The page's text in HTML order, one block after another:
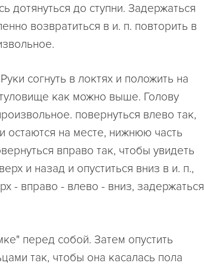
дотянуться до ступни. Задержаться
возвратиться в и. п. повторить в
согнуть в локтях и положить на
как можно выше. Голову
повернуться влево так,
остаются на месте, нижнюю часть
вправо так, чтобы увидеть
и назад и опуститься вниз в и. п.,
- вправо - влево - вниз, задержаться
перед собой. Затем опустить
так, чтобы она касалась пола